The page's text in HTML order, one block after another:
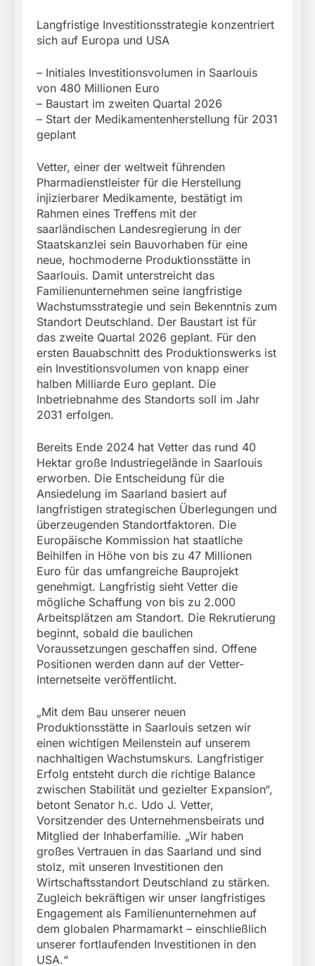
Langfristige Investitionsstrategie konzentriert
sich auf Europa und USA
– Initiales Investitionsvolumen in Saarlouis
von 480 Millionen Euro
– Baustart im zweiten Quartal 2026
– Start der Medikamentenherstellung für 2031
geplant
Vetter, einer der weltweit führenden
Pharmadienstleister für die Herstellung
injizierbarer Medikamente, bestätigt im
Rahmen eines Treffens mit der
saarländischen Landesregierung in der
Staatskanzlei sein Bauvorhaben für eine
neue, hochmoderne Produktionsstätte in
Saarlouis. Damit unterstreicht das
Familienunternehmen seine langfristige
Wachstumsstrategie und sein Bekenntnis zum
Standort Deutschland. Der Baustart ist für
das zweite Quartal 2026 geplant. Für den
ersten Bauabschnitt des Produktionswerks ist
ein Investitionsvolumen von knapp einer
halben Milliarde Euro geplant. Die
Inbetriebnahme des Standorts soll im Jahr
2031 erfolgen.
Bereits Ende 2024 hat Vetter das rund 40
Hektar große Industriegelände in Saarlouis
erworben. Die Entscheidung für die
Ansiedelung im Saarland basiert auf
langfristigen strategischen Überlegungen und
überzeugenden Standortfaktoren. Die
Europäische Kommission hat staatliche
Beihilfen in Höhe von bis zu 47 Millionen
Euro für das umfangreiche Bauprojekt
genehmigt. Langfristig sieht Vetter die
mögliche Schaffung von bis zu 2.000
Arbeitsplätzen am Standort. Die Rekrutierung
beginnt, sobald die baulichen
Voraussetzungen geschaffen sind. Offene
Positionen werden dann auf der Vetter-
Internetseite veröffentlicht.
„Mit dem Bau unserer neuen
Produktionsstätte in Saarlouis setzen wir
einen wichtigen Meilenstein auf unserem
nachhaltigen Wachstumskurs. Langfristiger
Erfolg entsteht durch die richtige Balance
zwischen Stabilität und gezielter Expansion“,
betont Senator h.c. Udo J. Vetter,
Vorsitzender des Unternehmensbeirats und
Mitglied der Inhaberfamilie. „Wir haben
großes Vertrauen in das Saarland und sind
stolz, mit unseren Investitionen den
Wirtschaftsstandort Deutschland zu stärken.
Zugleich bekräftigen wir unser langfristiges
Engagement als Familienunternehmen auf
dem globalen Pharmamarkt – einschließlich
unserer fortlaufenden Investitionen in den
USA.“